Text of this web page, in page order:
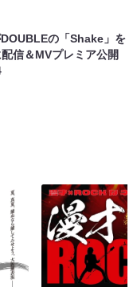
の「Shake」を
信＆MVプレミア公開